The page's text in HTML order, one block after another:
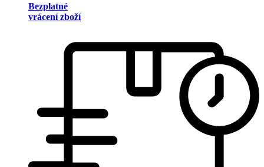
Bezplatné
vrácení zboží